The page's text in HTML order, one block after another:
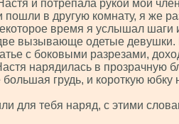
и потрепала рукой мой
в другую комнату, я же
время я услышал шаги
вызывающе одетые
с боковыми разрезами,
нарядилась в прозрачную
грудь, и короткую юбку
для тебя наряд, с этими